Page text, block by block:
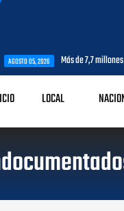
Más de 7,7 millones de visitantes
LOCAL